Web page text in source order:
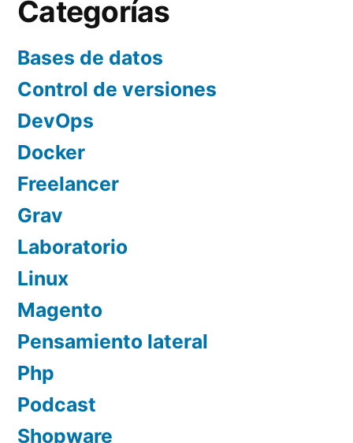
Categorías
Bases de datos
Control de versiones
DevOps
Docker
Freelancer
Grav
Laboratorio
Linux
Magento
Pensamiento lateral
Php
Podcast
Shopware